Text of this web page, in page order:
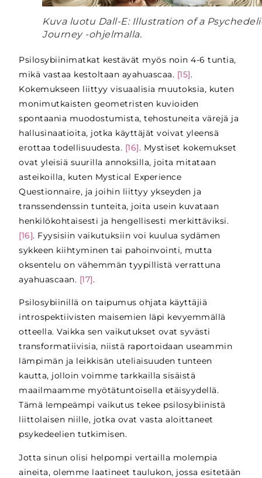
Kuva luotu Dall-E: Illustration of a
Journey -ohjelmalla.
Psilosybiinimatkat kestävät myös noin 4-6 tuntia,
mikä vastaa kestoltaan ayahuascaa. [15].
Kokemukseen liittyy visuaalisia muutoksia, kuten
monimutkaisten geometristen kuvioiden
spontaania muodostumista, tehostuneita värejä ja
hallusinaatioita, jotka käyttäjät voivat yleensä
erottaa todellisuudesta. [16]. Mystiset kokemukset
ovat yleisiä suurilla annoksilla, joita mitataan
asteikoilla, kuten Mystical Experience
Questionnaire, ja joihin liittyy ykseyden ja
transsendenssin tunteita, joita usein kuvataan
henkilökohtaisesti ja hengellisesti merkittäviksi.
[16]. Fyysisiin vaikutuksiin voi kuulua sydämen
sykkeen kiihtyminen tai pahoinvointi, mutta
oksentelu on vähemmän tyypillistä verrattuna
ayahuascaan. [17].
Psilosybiinillä on taipumus ohjata käyttäjiä
introspektiivisten maisemien läpi kevyemmällä
otteella. Vaikka sen vaikutukset ovat syvästi
transformatiivisia, niistä raportoidaan useammin
lämpimän ja leikkisän uteliaisuuden tunteen
kautta, jolloin voimme tarkkailla sisäistä
maailmaamme myötätuntoisella etäisyydellä.
Tämä lempeämpi vaikutus tekee psilosybiinistä
liittolaisen niille, jotka ovat vasta aloittaneet
psykedeelien tutkimisen.
Jotta sinun olisi helpompi vertailla molempia
aineita, olemme laatineet taulukon, jossa esitetään